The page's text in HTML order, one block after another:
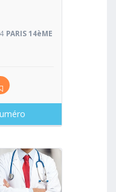
PARIS 14èME
Voir